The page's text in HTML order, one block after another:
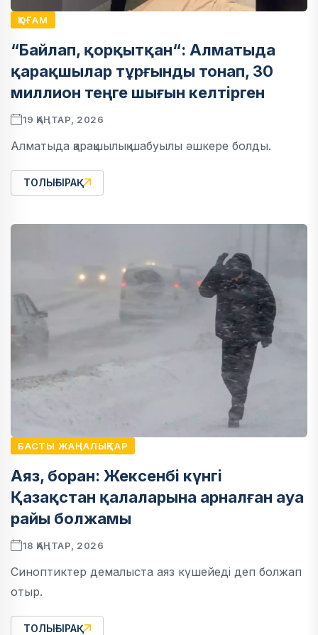
ҚОҒАМ
“Байлап, қорқытқан“: Алматыда
қарақшылар тұрғынды тонап, 30
миллион теңге шығын келтірген
19 ҚАҢТАР, 2026
Алматыда қарақшылық шабуылы әшкере болды.
ТОЛЫҒЫРАҚ
БАСТЫ ЖАҢАЛЫҚТАР
Аяз, боран: Жексенбі күнгі
Қазақстан қалаларына арналған ауа
райы болжамы
18 ҚАҢТАР, 2026
Синоптиктер демалыста аяз күшейеді деп болжап
отыр.
ТОЛЫҒЫРАҚ